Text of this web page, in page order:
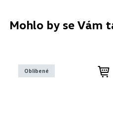
Mohlo by se Vám
Oblíbené